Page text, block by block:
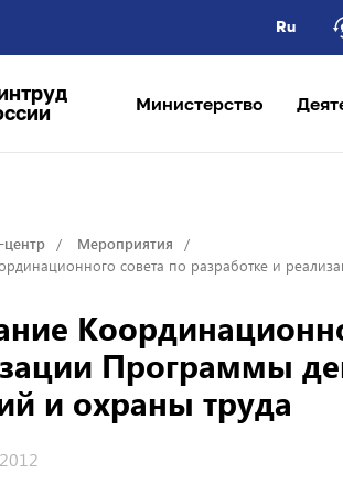
Ru
Министерство
центр
Мероприятия
совета по разработке и
Программы
и охраны труда